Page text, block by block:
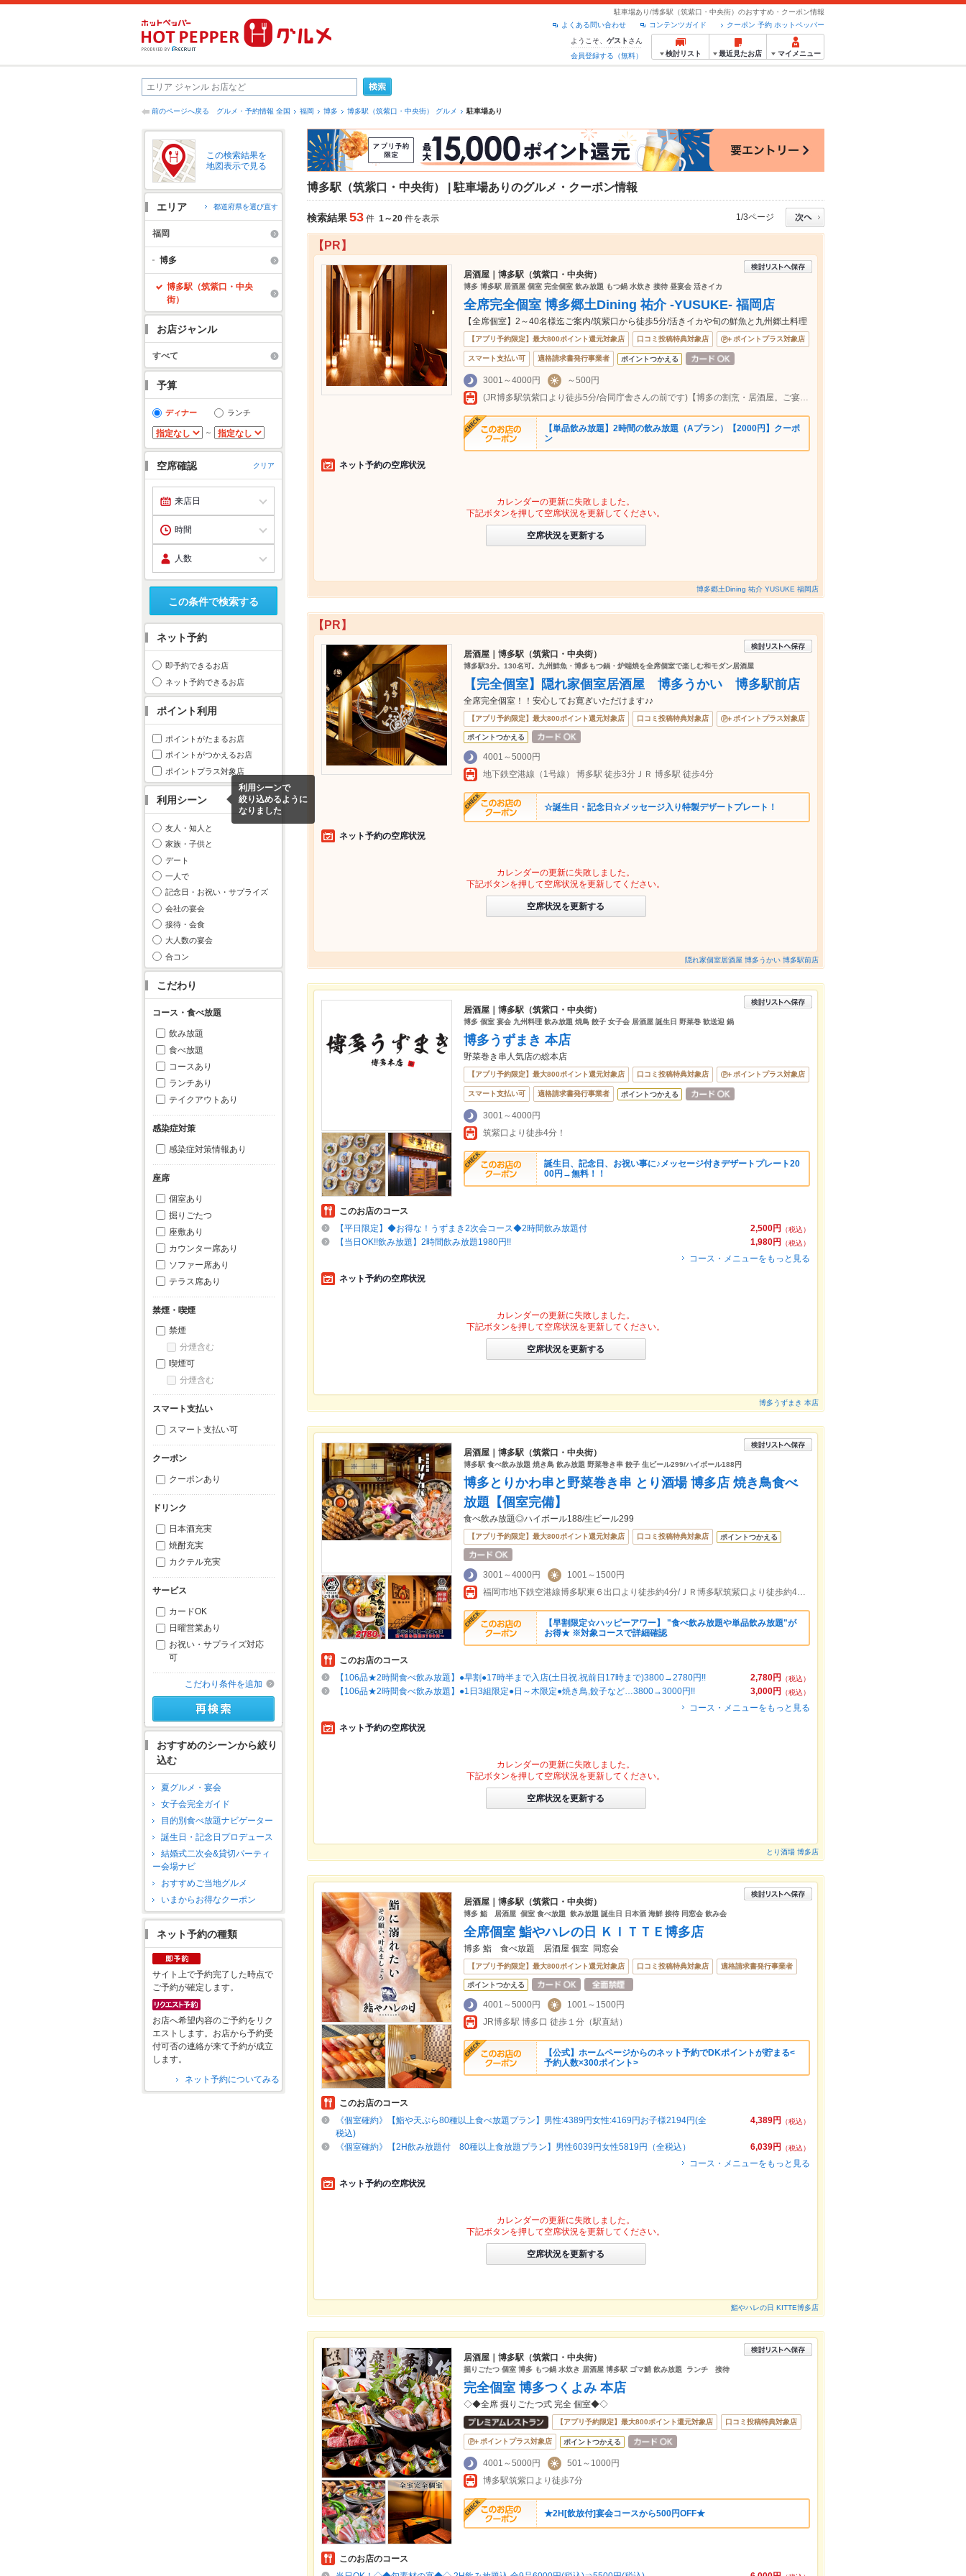
駐車場あり/博多駅（筑紫口・中央街）のおすすめ・クーポン情報
クーポン 予約 ホットペッパー
コンテンツガイド
よくある問い合わせ
ようこそ、 ゲスト さん
会員登録する（無料）
検討リスト 最近見たお店 マイメニュー
前のページへ戻る グルメ・予約情報 全国 福岡 博多 博多駅（筑紫口・中央街） グルメ 駐車場あり
この検索結果を
地図表示で見る
エリア 都道府県を選び直す
福岡
博多
博多駅（筑紫口・中央
街）
お店ジャンル
すべて
予算
ディナー ランチ
～
空席確認 クリア
この条件で検索する
ネット予約
即予約できるお店
ネット予約できるお店
ポイント利用
ポイントがたまるお店
ポイントがつかえるお店
ポイントプラス対象店
利用シーン
利用シーンで
絞り込めるように
なりました
友人・知人と
家族・子供と
デート
一人で
記念日・お祝い・サプライズ
会社の宴会
接待・会食
大人数の宴会
合コン
こだわり
コース・食べ放題
飲み放題
食べ放題
コースあり
ランチあり
テイクアウトあり
感染症対策
感染症対策情報あり
座席
個室あり
掘りごたつ
座敷あり
カウンター席あり
ソファー席あり
テラス席あり
禁煙・喫煙
禁煙
分煙含む
喫煙可
分煙含む
スマート支払い
スマート支払い可
クーポン
クーポンあり
ドリンク
日本酒充実
焼酎充実
カクテル充実
サービス
カードOK
日曜営業あり
お祝い・サプライズ対応
可
こだわり条件を追加
おすすめのシーンから絞り
込む
夏グルメ・宴会
女子会完全ガイド
目的別食べ放題ナビゲーター
誕生日・記念日プロデュース
結婚式二次会&貸切パーティ
ー会場ナビ
おすすめご当地グルメ
いまからお得なクーポン
ネット予約の種類
サイト上で予約完了した時点で
ご予約が確定します。
お店へ希望内容のご予約をリク
エストします。お店から予約受
付可否の連絡が来て予約が成立
します。
ネット予約についてみる
博多駅（筑紫口・中央街） | 駐車場ありのグルメ・クーポン情報
検索結果53 件 1～20 件を表示 1/3ページ
【PR】
居酒屋｜博多駅（筑紫口・中央街）
博多 博多駅 居酒屋 個室 完全個室 飲み放題 もつ鍋 水炊き 接待 昼宴会 活きイカ
全席完全個室 博多郷土Dining 祐介 -YUSUKE- 福岡店
【全席個室】2～40名様迄ご案内/筑紫口から徒歩5分/活きイカや旬の鮮魚と九州郷土料理
【アプリ予約限定】最大800ポイント還元対象店 口コミ投稿特典対象店 ポイントプラス対象店
スマート支払い可 適格請求書発行事業者 ポイントつかえる
3001～4000円
～500円
(JR博多駅筑紫口より徒歩5分/合同庁舎さんの前です)【博多の割烹・居酒屋。ご宴会コースは4000円～。全席個室】
【単品飲み放題】2時間の飲み放題（Aプラン）【2000円】クーポ
ン
ネット予約の空席状況
カレンダーの更新に失敗しました。
下記ボタンを押して空席状況を更新してください。
空席状況を更新する
博多郷土Dining 祐介 YUSUKE 福岡店
【PR】
居酒屋｜博多駅（筑紫口・中央街）
博多駅3分。130名可。九州鮮魚・博多もつ鍋・炉端焼を全席個室で楽しむ和モダン居酒屋
【完全個室】隠れ家個室居酒屋 博多うかい 博多駅前店
全席完全個室！！安心してお寛ぎいただけます♪♪
【アプリ予約限定】最大800ポイント還元対象店 口コミ投稿特典対象店 ポイントプラス対象店
ポイントつかえる
4001～5000円
地下鉄空港線（1号線） 博多駅 徒歩3分ＪＲ 博多駅 徒歩4分
☆誕生日・記念日☆メッセージ入り特製デザートプレート！
ネット予約の空席状況
カレンダーの更新に失敗しました。
下記ボタンを押して空席状況を更新してください。
空席状況を更新する
隠れ家個室居酒屋 博多うかい 博多駅前店
居酒屋｜博多駅（筑紫口・中央街）
博多 個室 宴会 九州料理 飲み放題 焼鳥 餃子 女子会 居酒屋 誕生日 野菜巻 歓送迎 鍋
博多うずまき 本店
野菜巻き串人気店の総本店
【アプリ予約限定】最大800ポイント還元対象店 口コミ投稿特典対象店 ポイントプラス対象店
スマート支払い可 適格請求書発行事業者 ポイントつかえる
3001～4000円
筑紫口より徒歩4分！
誕生日、記念日、お祝い事に♪メッセージ付きデザートプレート20
00円→無料！！
このお店のコース
2,500円
（税込）
【平日限定】◆お得な！うずまき2次会コース◆2時間飲み放題付
1,980円
（税込）
【当日OK!!飲み放題】2時間飲み放題1980円!!
コース・メニューをもっと見る
ネット予約の空席状況
カレンダーの更新に失敗しました。
下記ボタンを押して空席状況を更新してください。
空席状況を更新する
博多うずまき 本店
居酒屋｜博多駅（筑紫口・中央街）
博多駅 食べ飲み放題 焼き鳥 飲み放題 野菜巻き串 餃子 生ビール299/ハイボール188円
博多とりかわ串と野菜巻き串 とり酒場 博多店 焼き鳥食べ
放題【個室完備】
食べ飲み放題◎ハイボール188/生ビール299
【アプリ予約限定】最大800ポイント還元対象店 口コミ投稿特典対象店 ポイントつかえる
3001～4000円
1001～1500円
福岡市地下鉄空港線博多駅東６出口より徒歩約4分/ＪＲ博多駅筑紫口より徒歩約4分☆毎日12時～ランチ営業☆
【早割限定☆ハッピーアワー】 "食べ飲み放題や単品飲み放題"が
お得★ ※対象コースで詳細確認
このお店のコース
2,780円
（税込）
【106品★2時間食べ飲み放題】●早割●17時半まで入店(土日祝.祝前日17時まで)3800→2780円!!
3,000円
（税込）
【106品★2時間食べ飲み放題】●1日3組限定●日～木限定●焼き鳥,餃子など…3800→3000円!!
コース・メニューをもっと見る
ネット予約の空席状況
カレンダーの更新に失敗しました。
下記ボタンを押して空席状況を更新してください。
空席状況を更新する
とり酒場 博多店
居酒屋｜博多駅（筑紫口・中央街）
博多 鮨 居酒屋 個室 食べ放題 飲み放題 誕生日 日本酒 海鮮 接待 同窓会 飲み会
全席個室 鮨やハレの日 ＫＩＴＴＥ博多店
博多 鮨 食べ放題 居酒屋 個室 同窓会
【アプリ予約限定】最大800ポイント還元対象店 口コミ投稿特典対象店 適格請求書発行事業者
ポイントつかえる
4001～5000円
1001～1500円
JR博多駅 博多口 徒歩１分（駅直結）
【公式】ホームページからのネット予約でDKポイントが貯まる<
予約人数×300ポイント>
このお店のコース
4,389円
（税込）
《個室確約》【鮨や天ぷら80種以上食べ放題プラン】男性:4389円女性:4169円お子様2194円(全
税込)
6,039円
（税込）
《個室確約》【2H飲み放題付 80種以上食放題プラン】男性6039円女性5819円（全税込）
コース・メニューをもっと見る
ネット予約の空席状況
カレンダーの更新に失敗しました。
下記ボタンを押して空席状況を更新してください。
空席状況を更新する
鮨やハレの日 KITTE博多店
居酒屋｜博多駅（筑紫口・中央街）
掘りごたつ 個室 博多 もつ鍋 水炊き 居酒屋 博多駅 ゴマ鯖 飲み放題 ランチ 接待
完全個室 博多つくよみ 本店
◇◆全席 掘りごたつ式 完全 個室◆◇
【アプリ予約限定】最大800ポイント還元対象店 口コミ投稿特典対象店
ポイントプラス対象店 ポイントつかえる
4001～5000円
501～1000円
博多駅筑紫口より徒歩7分
★2H[飲放付]宴会コースから500円OFF★
このお店のコース